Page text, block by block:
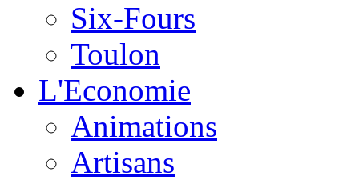
Six-Fours
Toulon
L'Economie
Animations
Artisans